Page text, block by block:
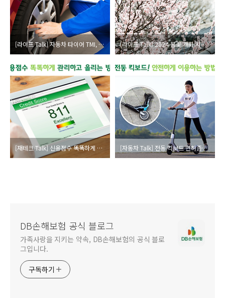
[라이프 Talk] 자동차 타이어 TMI, 봄에도 타이어 교체가 필요할까?! [라이프 Talk] 2024 봄꽃 개화 시기부터 명소까지! 봄꽃 축제 미리 보기
[재테크 Talk] 신용점수 똑똑하게 관리하고 올리는 방법 [자동차 Talk] 전동 킥보드 면허증은 필수? 탑승 나이부터 안전수칙까지!
DB손해보험 공식 블로그
가족사랑을 지키는 약속, DB손해보험의 공식 블로
그입니다.
구독하기